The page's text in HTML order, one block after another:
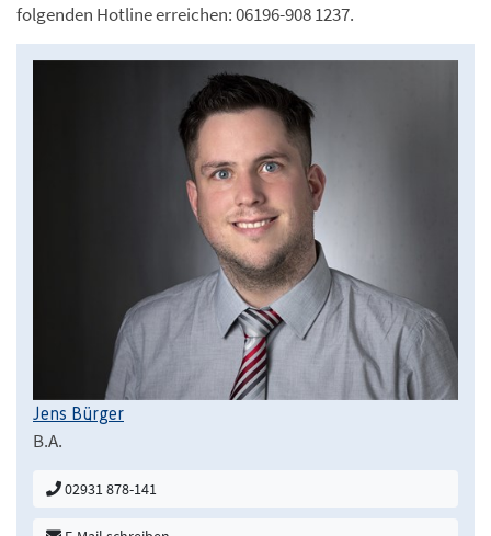
folgenden Hotline erreichen: 06196-908 1237.
Jens Bürger
B.A.
02931 878-141